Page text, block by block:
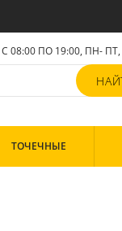
С 08:00 ПО 19:00, ПН- ПТ,
ТОЧЕЧНЫЕ